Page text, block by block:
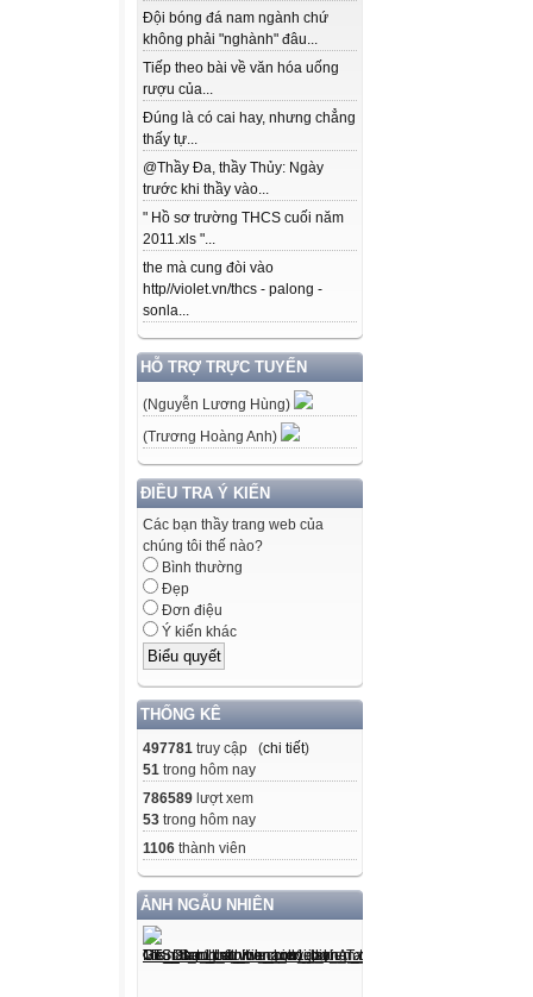
Đội bóng đá nam ngành chứ
không phải "nghành" đâu...
Tiếp theo bài về văn hóa uống
rượu của...
Đúng là có cai hay, nhưng chẳng
thấy tự...
@Thầy Đa, thầy Thủy: Ngày
trước khi thầy vào...
" Hồ sơ trường THCS cuối năm
2011.xls "...
the mà cung đòi vào
http//violet.vn/thcs - palong -
sonla...
HỖ TRỢ TRỰC TUYẾN
(Nguyễn Lương Hùng)
(Trương Hoàng Anh)
ĐIỀU TRA Ý KIẾN
Các bạn thầy trang web của
chúng tôi thế nào?
Bình thường
Đẹp
Đơn điệu
Ý kiến khác
THỐNG KÊ
497781 truy cập (chi tiết)
51 trong hôm nay
786589 lượt xem
53 trong hôm nay
1106 thành viên
ẢNH NGẪU NHIÊN